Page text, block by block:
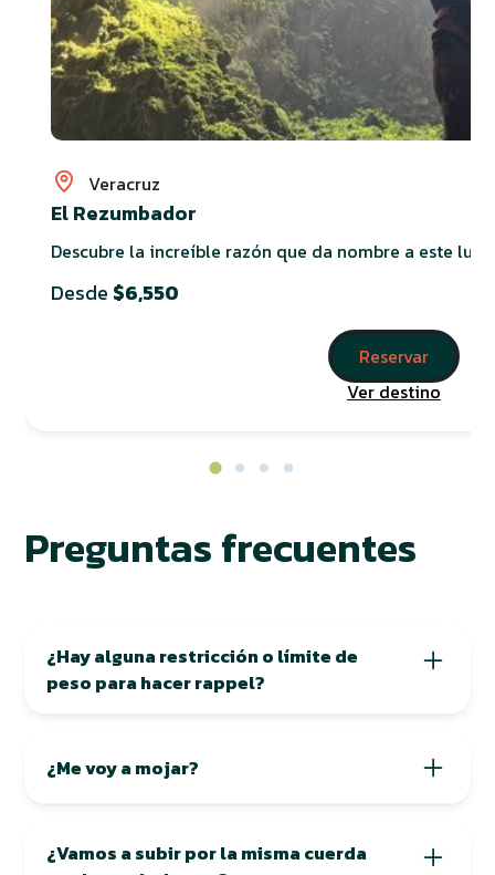
Veracruz
El Rezumbador
Descubre la increíble razón que da nombre a este
Desde $6,550
Reservar
Ver destino
Preguntas frecuentes
¿Hay alguna restricción o límite de
peso para hacer rappel?
aunque en realidad lo que más limita el rappel
dependiendo del modelo.
¿Me voy a mojar?
rappel, la brisa de la cascada llega de forma
¿Vamos a subir por la misma cuerda